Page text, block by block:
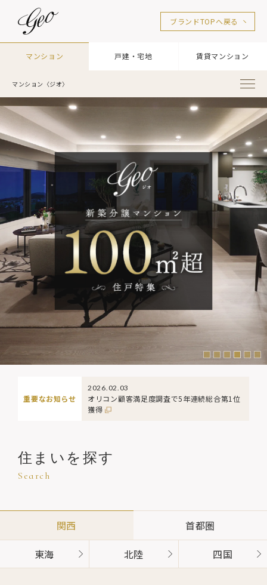
ブランドTOPへ戻る
マンション 戸建・宅地 賃貸マンション
マンション〈ジオ〉
重要なお知らせ
2026.02.03
オリコン顧客満足度調査で5年連続総合第1位
獲得
住まいを探す
Search
関西
首都圏
東海
北陸 四国